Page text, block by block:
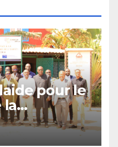
pour le
la
les OSC et
de